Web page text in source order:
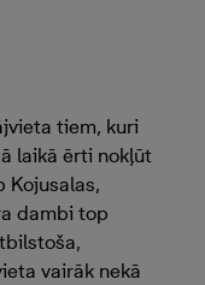
tiem, kuri
laikā ērti nokļūt
Kojusalas,
dambi top
vairāk nekā